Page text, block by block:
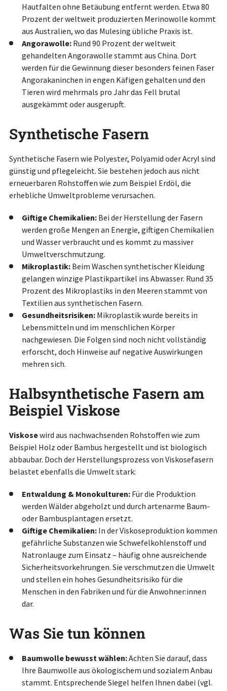
Hautfalten ohne Betäubung entfernt werden. Etwa 80
Prozent der weltweit produzierten Merinowolle kommt
aus Australien, wo das Mulesing übliche Praxis ist.
Angorawolle: Rund 90 Prozent der weltweit
gehandelten Angorawolle stammt aus China. Dort
werden für die Gewinnung dieser besonders feinen Faser
Angorakaninchen in engen Käfigen gehalten und den
Tieren wird mehrmals pro Jahr das Fell brutal
ausgekämmt oder ausgerupft.
Synthetische Fasern
Synthetische Fasern wie Polyester, Polyamid oder Acryl sind
günstig und pflegeleicht. Sie bestehen jedoch aus nicht
erneuerbaren Rohstoffen wie zum Beispiel Erdöl, die
erhebliche Umweltprobleme verursachen.
Giftige Chemikalien: Bei der Herstellung der Fasern
werden große Mengen an Energie, giftigen Chemikalien
und Wasser verbraucht und es kommt zu massiver
Umweltverschmutzung.
Mikroplastik: Beim Waschen synthetischer Kleidung
gelangen winzige Plastikpartikel ins Abwasser. Rund 35
Prozent des Mikroplastiks in den Meeren stammt von
Textilien aus synthetischen Fasern.
Gesundheitsrisiken: Mikroplastik wurde bereits in
Lebensmitteln und im menschlichen Körper
nachgewiesen. Die Folgen sind noch nicht vollständig
erforscht, doch Hinweise auf negative Auswirkungen
mehren sich.
Halbsynthetische Fasern am
Beispiel Viskose
Viskosewird aus nachwachsenden Rohstoffen wie zum
Beispiel Holz oder Bambus hergestellt und ist biologisch
abbaubar. Doch der Herstellungsprozess von Viskosefasern
belastet ebenfalls die Umwelt stark:
Entwaldung & Monokulturen: Für die Produktion
werden Wälder abgeholzt und durch artenarme Baum-
oder Bambusplantagen ersetzt.
Giftige Chemikalien: In der Viskoseproduktion kommen
gefährliche Substanzen wie Schwefelkohlenstoff und
Natronlauge zum Einsatz – häufig ohne ausreichende
Sicherheitsvorkehrungen. Sie verschmutzen die Umwelt
und stellen ein hohes Gesundheitsrisiko für die
Menschen in den Fabriken und für die Anwohner:innen
dar.
Was Sie tun können
Baumwolle bewusst wählen:Achten Sie darauf, dass
Ihre Baumwolle aus ökologischem und sozialem Anbau
stammt. Entsprechende Siegel helfen Ihnen dabei (vgl.